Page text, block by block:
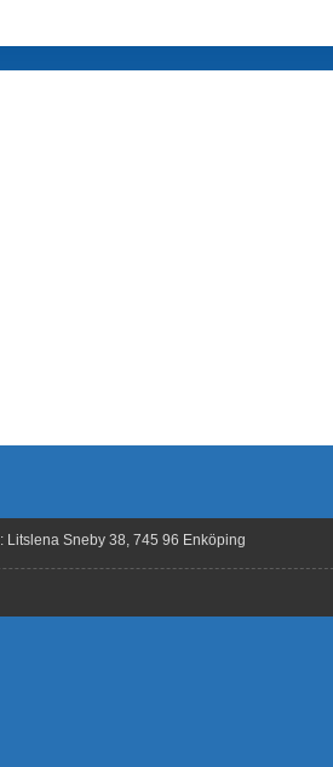
: Litslena Sneby 38, 745 96 Enköping